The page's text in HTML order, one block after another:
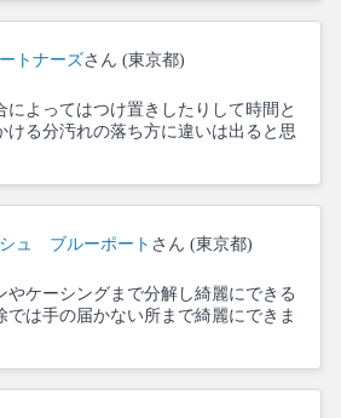
トナーズさん (東京都)
によってはつけ置きしたりして時間と
る分汚れの落ち方に違いは出ると思
ュ ブルーポート さん (東京都)
やケーシングまで分解し綺麗にできる
では手の届かない所まで綺麗にできま